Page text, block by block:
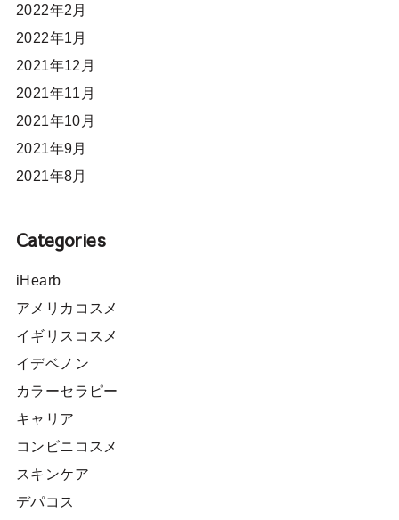
2022年2月
2022年1月
2021年12月
2021年11月
2021年10月
2021年9月
2021年8月
Categories
iHearb
アメリカコスメ
イギリスコスメ
イデベノン
カラーセラピー
キャリア
コンビニコスメ
スキンケア
デパコス